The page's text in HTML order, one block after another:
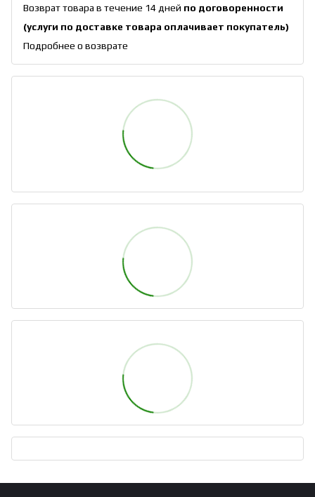
Возврат товара в течение 14 дней по договоренности
(услуги по доставке товара оплачивает покупатель)
Подробнее о возврате